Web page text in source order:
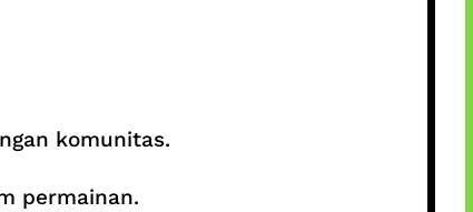
komunitas.
permainan.